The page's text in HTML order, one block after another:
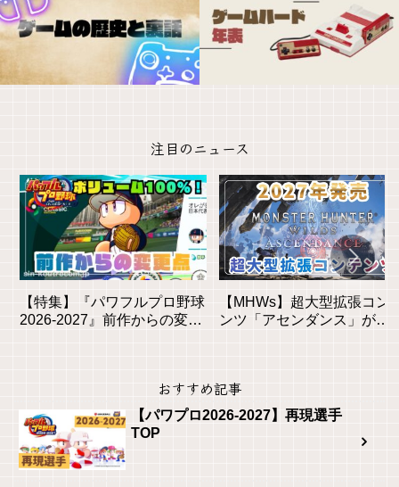
注目のニュース
【特集】『パワフルプロ野球
2026-2027』前作からの変更
【MHWs】超大型拡張コン
ンツ「アセンダンス」が
おすすめ記事
【パワプロ2026-2027】再現選手
TOP